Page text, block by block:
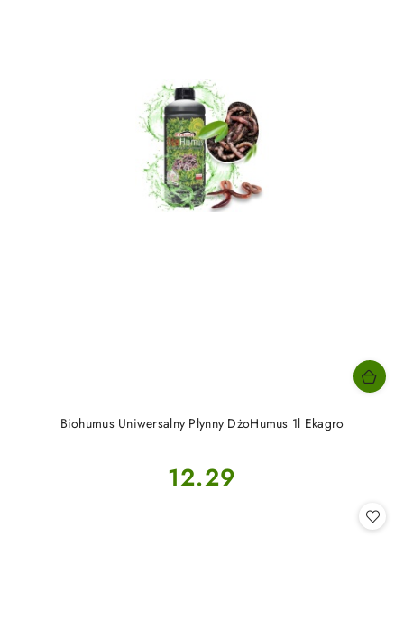
Biohumus Uniwersalny Płynny DżoHumus 1l Ekagro
Cena:
12.29